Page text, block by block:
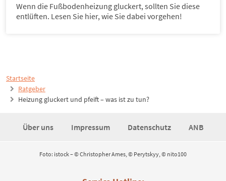
Startseite
Ratgeber
Heizung gluckert und pfeift – was ist zu tun?
Wenn die Fußbodenheizung gluckert, sollten Sie diese
entlüften. Lesen Sie hier, wie Sie dabei vorgehen!
Über uns Impressum Datenschutz ANB
Foto: istock – © Christopher Ames, © Perytskyy, © nito100